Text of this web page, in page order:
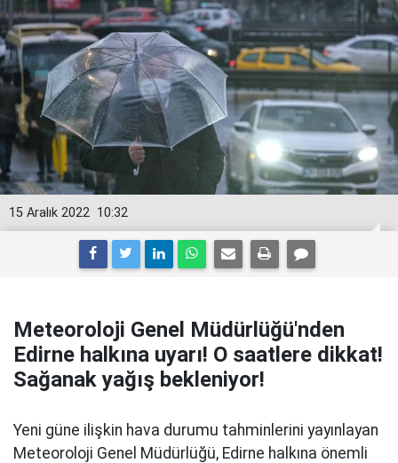
10:32
15 Aralık 2022
Meteoroloji Genel Müdürlüğü'nden
Edirne halkına uyarı! O saatlere dikkat!
Sağanak yağış bekleniyor!
Yeni güne ilişkin hava durumu tahminlerini yayınlayan
Meteoroloji Genel Müdürlüğü, Edirne halkına önemli